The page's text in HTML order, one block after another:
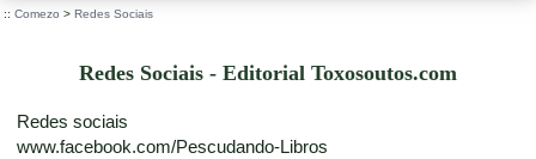
:: Comezo > Redes Sociais
Redes Sociais - Editorial Toxosoutos.com
Redes sociais
www.facebook.com/Pescudando-Libros